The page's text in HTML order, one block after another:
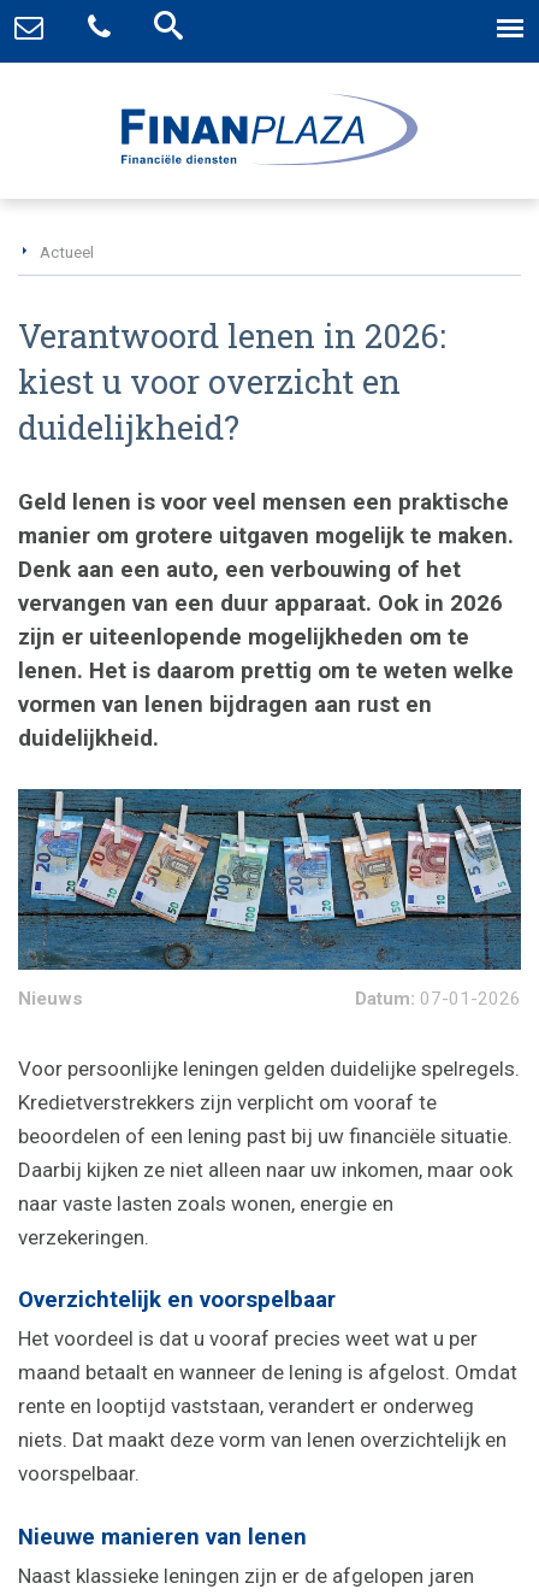
Actueel
Verantwoord lenen in 2026:
kiest u voor overzicht en
duidelijkheid?
Geld lenen is voor veel mensen een praktische
manier om grotere uitgaven mogelijk te maken.
Denk aan een auto, een verbouwing of het
vervangen van een duur apparaat. Ook in 2026
zijn er uiteenlopende mogelijkheden om te
lenen. Het is daarom prettig om te weten welke
vormen van lenen bijdragen aan rust en
duidelijkheid.
Nieuws Datum: 07-01-2026
Voor persoonlijke leningen gelden duidelijke spelregels.
Kredietverstrekkers zijn verplicht om vooraf te
beoordelen of een lening past bij uw financiële situatie.
Daarbij kijken ze niet alleen naar uw inkomen, maar ook
naar vaste lasten zoals wonen, energie en
verzekeringen.
Overzichtelijk en voorspelbaar
Het voordeel is dat u vooraf precies weet wat u per
maand betaalt en wanneer de lening is afgelost. Omdat
rente en looptijd vaststaan, verandert er onderweg
niets. Dat maakt deze vorm van lenen overzichtelijk en
voorspelbaar.
Nieuwe manieren van lenen
Naast klassieke leningen zijn er de afgelopen jaren